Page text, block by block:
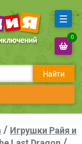
Найти
0
/ Игрушки Райя и